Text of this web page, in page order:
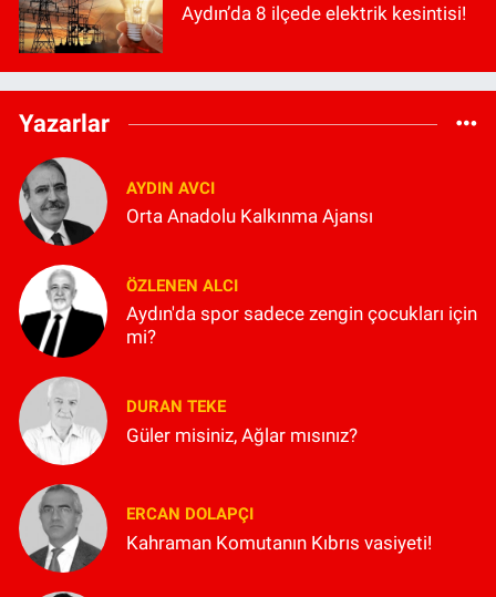
Aydın’da 8 ilçede elektrik kesintisi!
Yazarlar
AYDIN AVCI
Orta Anadolu Kalkınma Ajansı
ÖZLENEN ALCI
Aydın'da spor sadece zengin çocukları için
mi?
DURAN TEKE
Güler misiniz, Ağlar mısınız?
ERCAN DOLAPÇI
Kahraman Komutanın Kıbrıs vasiyeti!